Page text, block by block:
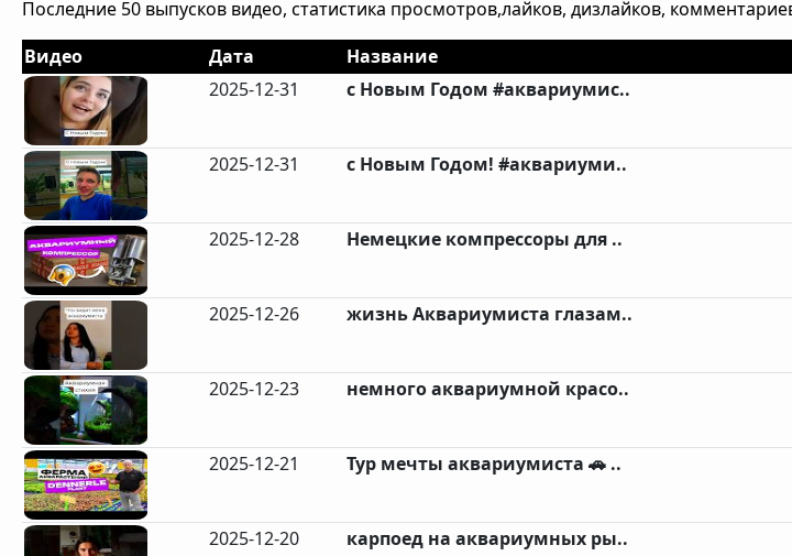
Последние 50 выпусков видео, статистика просмотров,лайков, дизлайков,
Видео
Дата Название
2025-12-31
с Новым Годом #аквариумис..
2025-12-31 с Новым Годом! #аквариуми..
2025-12-28 Немецкие компрессоры для ..
2025-12-26 жизнь Аквариумиста глазам..
2025-12-23 немного аквариумной красо..
2025-12-21 Тур мечты аквариумиста 🚗 ..
2025-12-20 карпоед на аквариумных ры..